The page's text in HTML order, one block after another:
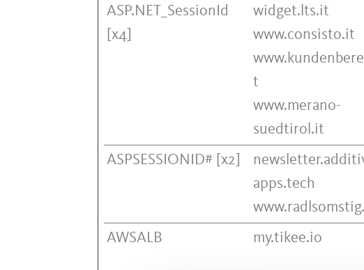
ASP.NET_SessionId
[x4]
widget.lts.it
www.consisto.it
t
www.merano-
suedtirol.it
ASPSESSIONID# [x2]
apps.tech
AWSALB my.tikee.io